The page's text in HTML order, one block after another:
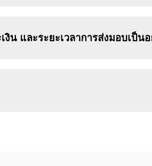
น และระยะเวลาการส่งมอบเป็นอ